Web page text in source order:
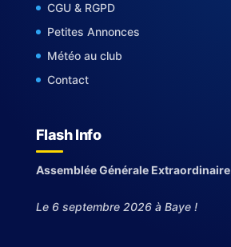
CGU & RGPD
Petites Annonces
Météo au club
Contact
Flash Info
Assemblée Générale Extraordinaire
Le 6 septembre 2026 à Baye !